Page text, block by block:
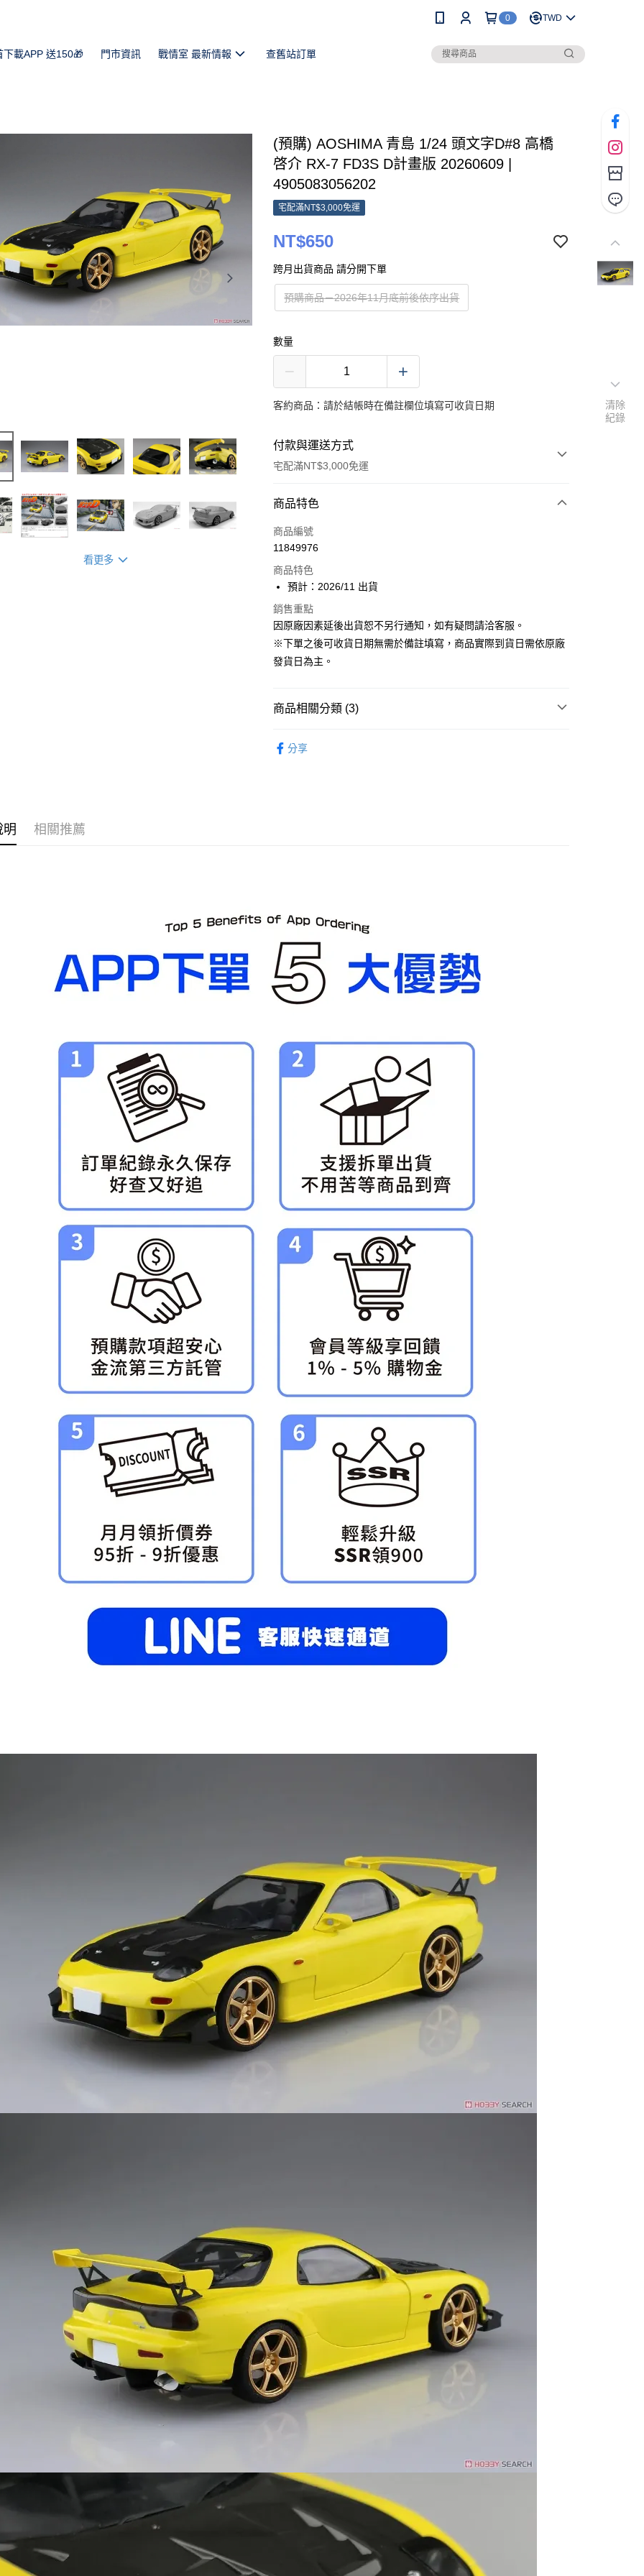
0 TWD
下載APP 送150🎁 門市資訊 戰情室 最新情報 查舊站訂單
看更多
(預購) AOSHIMA 青島 1/24 頭文字D#8 高橋
啓介 RX-7 FD3S D計畫版 20260609 |
4905083056202
宅配滿NT$3,000免運
NT$650
跨月出貨商品 請分開下單
預購商品－2026年11月底前後依序出貨
數量
客約商品：請於結帳時在備註欄位填寫可收貨日期
付款與運送方式
宅配滿NT$3,000免運
付款方式
信用卡一次付款
ATM付款
運送方式
預購-宅配(舊)
預購-宅配(離島)(舊)
東海門市自取，需自備購物袋取貨唷。
商品特色
商品編號
11849976
商品特色
預計：2026/11 出貨
銷售重點
因原廠因素延後出貨恕不另行通知，如有疑問請洽客服。
※下單之後可收貨日期無需於備註填寫，商品實際到貨日需依原廠
發貨日為主。
商品相關分類 (3)
分享
明 相關推薦
清除
紀錄